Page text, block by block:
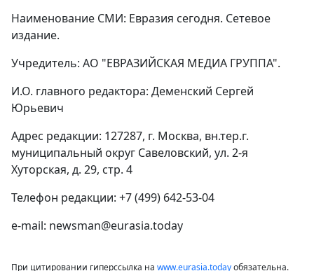
Наименование СМИ: Евразия сегодня. Сетевое
издание.
Учредитель: АО "ЕВРАЗИЙСКАЯ МЕДИА ГРУППА".
И.О. главного редактора: Деменский Сергей
Юрьевич
Адрес редакции: 127287, г. Москва, вн.тер.г.
муниципальный округ Савеловский, ул. 2-я
Хуторская, д. 29, стр. 4
Телефон редакции: +7 (499) 642-53-04
e-mail: newsman@eurasia.today
При цитировании гиперссылка на www.eurasia.todayобязательна.